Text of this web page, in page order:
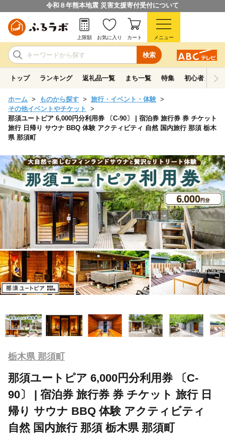
令和８年熊本地震 災害支援寄付受付について
検索
上限額 お気に入り カート メニュー
トップ ランキング 返礼品一覧 まち一覧 特集 初心者ガイド
ホーム ものから探す
旅行・イベント・体験
その他イベントやチケット
那須ユートピア 6,000円分利用券 〔C-90〕 | 宿泊券 旅行券 券 チケット
旅行 日帰り サウナ BBQ 体験 アクティビティ 自然 国内旅行 那須 栃木
県 那須町
栃木県 那須町
那須ユートピア 6,000円分利用券 〔C-
90〕 | 宿泊券 旅行券 券 チケット 旅行 日
帰り サウナ BBQ 体験 アクティビティ
自然 国内旅行 那須 栃木県 那須町